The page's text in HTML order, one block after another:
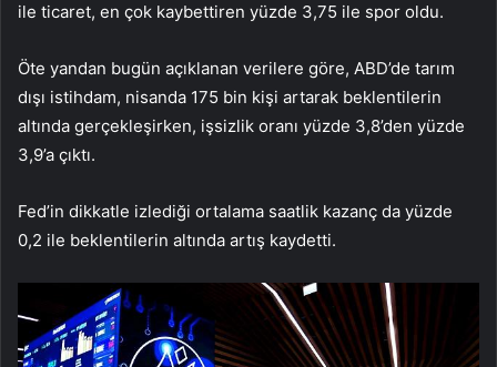
ile ticaret, en çok kaybettiren yüzde 3,75 ile spor oldu.
Öte yandan bugün açıklanan verilere göre, ABD’de tarım
dışı istihdam, nisanda 175 bin kişi artarak beklentilerin
altında gerçekleşirken, işsizlik oranı yüzde 3,8’den yüzde
3,9’a çıktı.
Fed’in dikkatle izlediği ortalama saatlik kazanç da yüzde
0,2 ile beklentilerin altında artış kaydetti.